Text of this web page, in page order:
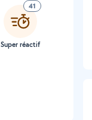
41
Super réactif